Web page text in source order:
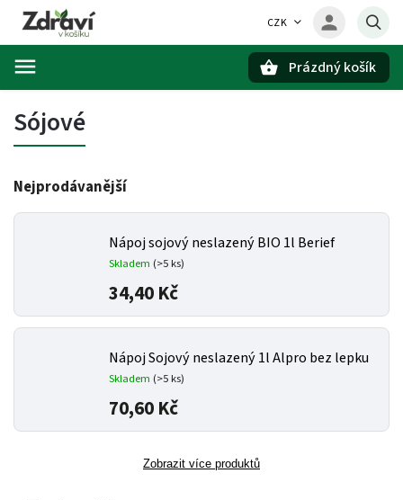
CZK
Prázdný košík
Sójové
Nejprodávanější
Nápoj sojový neslazený BIO 1l Berief
Skladem (>5 ks)
34,40 Kč
Nápoj Sojový neslazený 1l Alpro bez lepku
Skladem (>5 ks)
70,60 Kč
Zobrazit více produktů